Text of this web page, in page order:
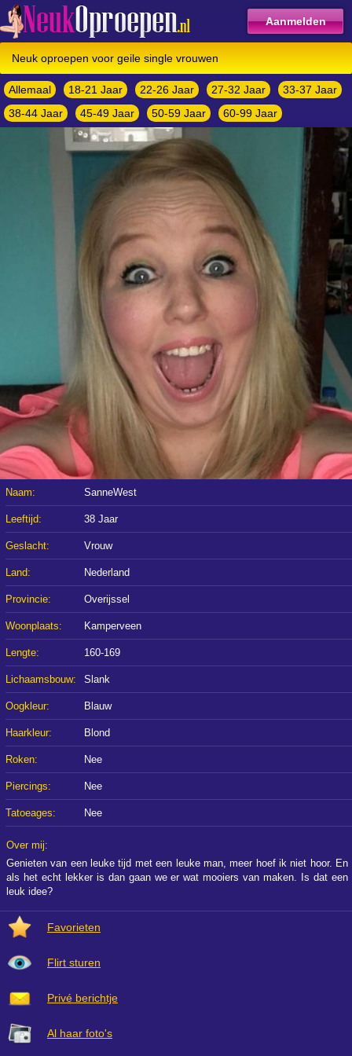
Aanmelden
Neuk oproepen voor geile single vrouwen
Allemaal 18-21 Jaar 22-26 Jaar 27-32 Jaar
33-37 Jaar
38-44 Jaar
45-49 Jaar 50-59 Jaar 60-99 Jaar
Naam: SanneWest
Leeftijd: 38 Jaar
Geslacht: Vrouw
Land: Nederland
Provincie: Overijssel
Woonplaats: Kamperveen
Lengte: 160-169
Lichaamsbouw: Slank
Oogkleur: Blauw
Haarkleur: Blond
Roken: Nee
Piercings: Nee
Tatoeages: Nee
Over mij:
Genieten van een leuke tijd met een leuke man, meer hoef ik niet hoor. En
als het echt lekker is dan gaan we er wat mooiers van maken. Is dat een
leuk idee?
Favorieten
Flirt sturen
Privé berichtje
Al haar foto's